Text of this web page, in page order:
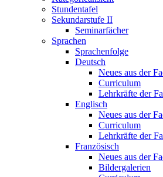
Stundentafel
Sekundarstufe II
Seminarfächer
Sprachen
Sprachenfolge
Deutsch
Neues aus der
Curriculum
Lehrkräfte der
Englisch
Neues aus der
Curriculum
Lehrkräfte der
Französisch
Neues aus der
Bildergalerien